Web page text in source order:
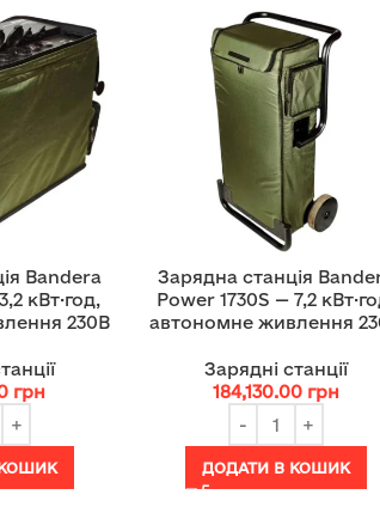
Bandera
кВт·год,
230В
грн
Зарядна станція
Power 1730S — 7,2
автономне живлення
Зарядні станції
184,130.00 грн
ДОДАТИ В КОШИК